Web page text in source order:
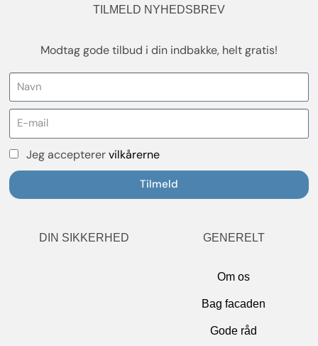
TILMELD NYHEDSBREV
Modtag gode tilbud i din indbakke, helt gratis!
Jeg accepterervilkårerne
Tilmeld
DIN SIKKERHED GENERELT
Om os
Bag facaden
Gode råd